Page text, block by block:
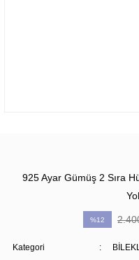
925 Ayar Gümüş 2 Sıra
%12
Kategori